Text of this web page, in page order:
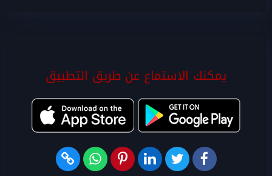
يمكنك الاستماع عن طريق التطبيق